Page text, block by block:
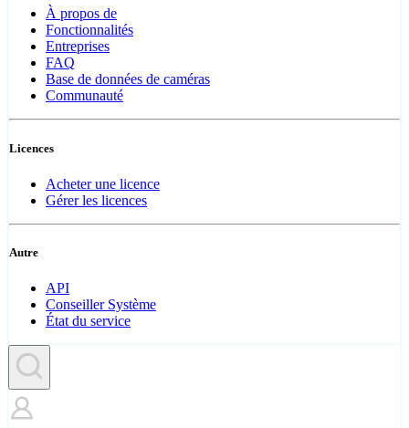
À propos de
Fonctionnalités
Entreprises
FAQ
Base de données de caméras
Communauté
Licences
Acheter une licence
Gérer les licences
Autre
API
Conseiller Système
État du service